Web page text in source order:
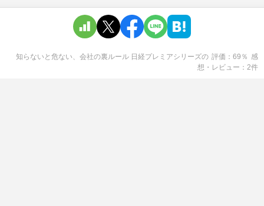
知らないと危ない、会社の裏ルール 日経プレミアシリーズの 評価 69 ％ 感
想・レビュー
2件